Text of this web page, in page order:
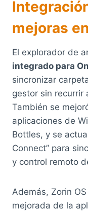
mejoras
El explorador de
integrado para
sincronizar
gestor sin recurrir
También se
aplicaciones de
Bottles, y se
Connect” para
y control remoto
Además, Zorin
mejorada de la